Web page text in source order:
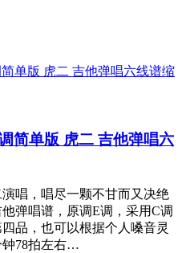
简单版 虎二 吉他弹唱六
唱，唱尽一颗不甘而又决绝
弹唱谱，原调E调，采用C调
品，也可以根据个人嗓音灵
钟78拍左右…